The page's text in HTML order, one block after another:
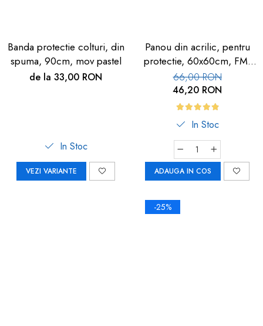
Banda protectie colturi, din
spuma, 90cm, mov pastel
de la 33,00 RON
In Stoc
VEZI VARIANTE
Panou din acrilic, pentru
protectie, 60x60cm, FM-
113
66,00 RON
46,20 RON
In Stoc
ADAUGA IN COS
-25%